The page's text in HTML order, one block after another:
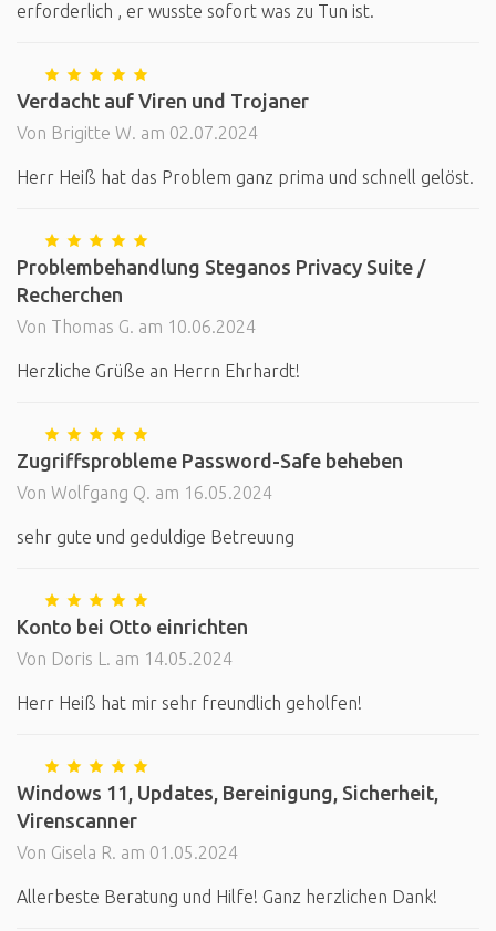
erforderlich , er wusste sofort was zu Tun ist.
Verdacht auf Viren und Trojaner
Von Brigitte W. am 02.07.2024
Herr Heiß hat das Problem ganz prima und schnell gelöst.
Problembehandlung Steganos Privacy Suite /
Recherchen
Von Thomas G. am 10.06.2024
Herzliche Grüße an Herrn Ehrhardt!
Zugriffsprobleme Password-Safe beheben
Von Wolfgang Q. am 16.05.2024
sehr gute und geduldige Betreuung
Konto bei Otto einrichten
Von Doris L. am 14.05.2024
Herr Heiß hat mir sehr freundlich geholfen!
Windows 11, Updates, Bereinigung, Sicherheit,
Virenscanner
Von Gisela R. am 01.05.2024
Allerbeste Beratung und Hilfe! Ganz herzlichen Dank!